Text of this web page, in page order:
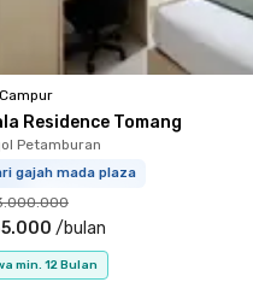
Campur
Residence Tomang
Petamburan
gajah mada plaza
/bulan
min. 12 Bulan